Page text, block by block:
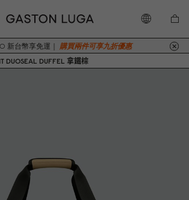
新台幣享免運｜ 購買兩件可享九折優惠
DUOSEAL DUFFEL 拿鐵棕